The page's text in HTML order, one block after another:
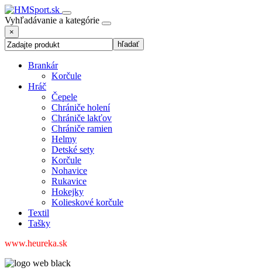
Vyhľadávanie a kategórie
×
Brankár
Korčule
Hráč
Čepele
Chrániče holení
Chrániče lakťov
Chrániče ramien
Helmy
Detské sety
Korčule
Nohavice
Rukavice
Hokejky
Kolieskové korčule
Textil
Tašky
www.heureka.sk